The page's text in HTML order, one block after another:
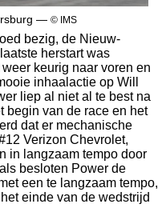
— © IMS
bezig, de Nieuw-
herstart was
keurig naar voren en
inhaalactie op Will
liep al niet al te best na
begin van de race en het
dat er mechanische
Verizon Chevrolet,
in langzaam tempo door
besloten Power de
een te langzaam tempo,
einde van de wedstrijd